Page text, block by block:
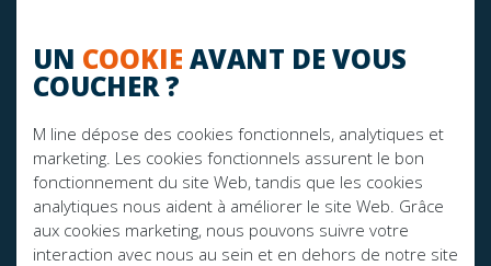
UN COOKIE AVANT DE VOUS
COUCHER ?
M line dépose des cookies fonctionnels, analytiques et
marketing. Les cookies fonctionnels assurent le bon
fonctionnement du site Web, tandis que les cookies
analytiques nous aident à améliorer le site Web. Grâce
aux cookies marketing, nous pouvons suivre votre
interaction avec nous au sein et en dehors de notre site
AVEZ-VOUS DES QUESTIONS?
info@mline.nl
+31 413-243050